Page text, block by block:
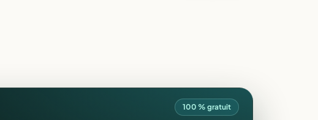
100 % gratuit